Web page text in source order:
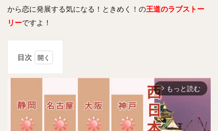
から恋に発展する気になる！ときめく！の王道のラブストー
リーですよ！
目次
あなた
に入り
になり
ますの
あらす
arrow_forward_ios もっと読む